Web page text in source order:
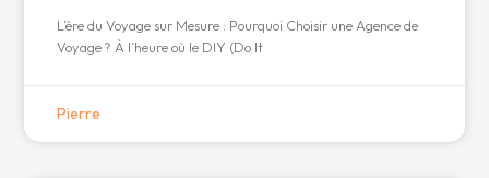
L’ère du Voyage sur Mesure : Pourquoi Choisir une Agence de
Voyage ? À l’heure où le DIY (Do It
Pierre